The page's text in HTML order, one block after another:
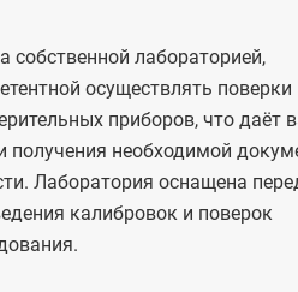
лабораторией,
осуществлять поверки
приборов, что даёт
получения необходимой
Лаборатория оснащена
калибровок и поверок